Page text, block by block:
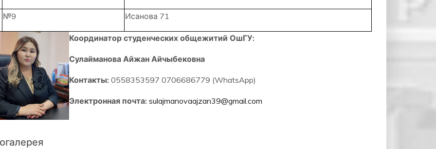
№9 Исанова 71
Координатор студенческих общежитий ОшГУ:
Сулайманова Айжан Айчыбековна
Контакты: 0558353597 0706686779 (WhatsApp)
Электронная почта: sulajmanovaajzan39@gmail.com